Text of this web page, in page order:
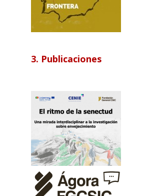
3. Publicaciones